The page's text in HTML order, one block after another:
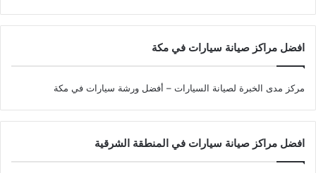
افضل مراكز صيانة سيارات في مكة
مركز مدى الخبرة لصيانة السيارات – أفضل ورشة سيارات في مكة
افضل مراكز صيانة سيارات في المنطقة الشرقية